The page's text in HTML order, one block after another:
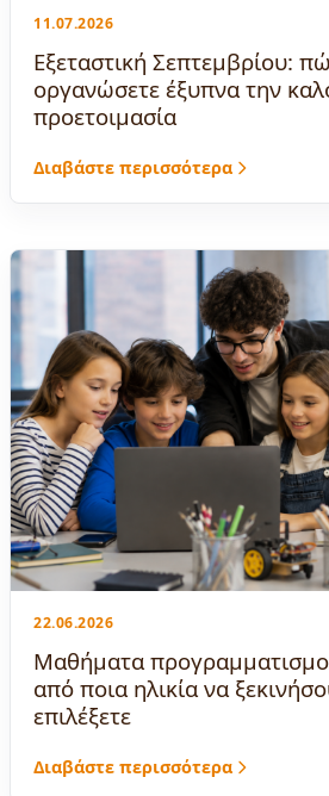
11.07.2026
Εξεταστική Σεπτεμβρίου:
οργανώσετε έξυπνα την
προετοιμασία
Διαβάστε περισσότερα
22.06.2026
Μαθήματα
από ποια ηλικία να
επιλέξετε
Διαβάστε περισσότερα